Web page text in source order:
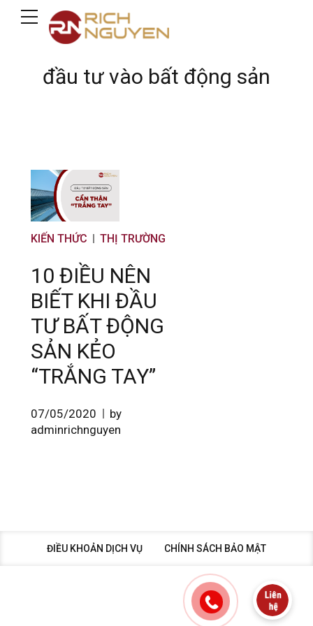
đầu tư vào bất động sản
KIẾN THỨC THỊ TRƯỜNG
10 ĐIỀU NÊN
BIẾT KHI ĐẦU
TƯ BẤT ĐỘNG
SẢN KẺO
“TRẮNG TAY”
07/05/2020
by
adminrichnguyen
ĐIỀU KHOẢN DỊCH VỤ CHÍNH SÁCH BẢO MẬT